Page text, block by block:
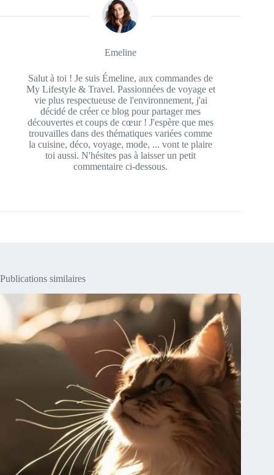
Emeline
Salut à toi ! Je suis Émeline, aux commandes de
My Lifestyle & Travel. Passionnées de voyage et
vie plus respectueuse de l'environnement, j'ai
décidé de créer ce blog pour partager mes
découvertes et coups de cœur ! J'espère que mes
trouvailles dans des thématiques variées comme
la cuisine, déco, voyage, mode, ... vont te plaire
toi aussi. N'hésites pas à laisser un petit
commentaire ci-dessous.
Publications similaires